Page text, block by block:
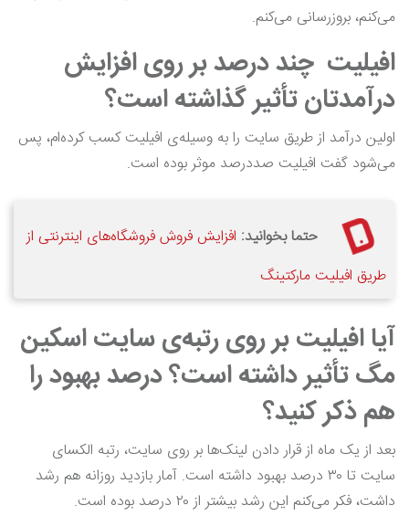
می‌کنم، بروزرسانی می‌کنم.
افیلیت چند درصد بر روی افزایش
درآمدتان تأثیر گذاشته است؟
اولین درآمد از طریق سایت را به وسیله‌ی افیلیت کسب کرده‌ام، پس
می‌شود گفت افیلیت صددرصد موثر بوده است.
حتما بخوانید: افزایش فروش فروشگاه‌های اینترنتی از
طریق افیلیت مارکتینگ
آیا افیلیت بر روی رتبه‌ی سایت اسکین
مگ تأثیر داشته است؟ درصد بهبود را
هم ذکر کنید؟
بعد از یک ماه از قرار دادن لینک‌ها بر روی سایت، رتبه الکسای
سایت تا ۳۰ درصد بهبود داشته است. آمار بازدید روزانه هم رشد
داشت، فکر می‌کنم این رشد بیشتر از ۲۰ درصد بوده است.